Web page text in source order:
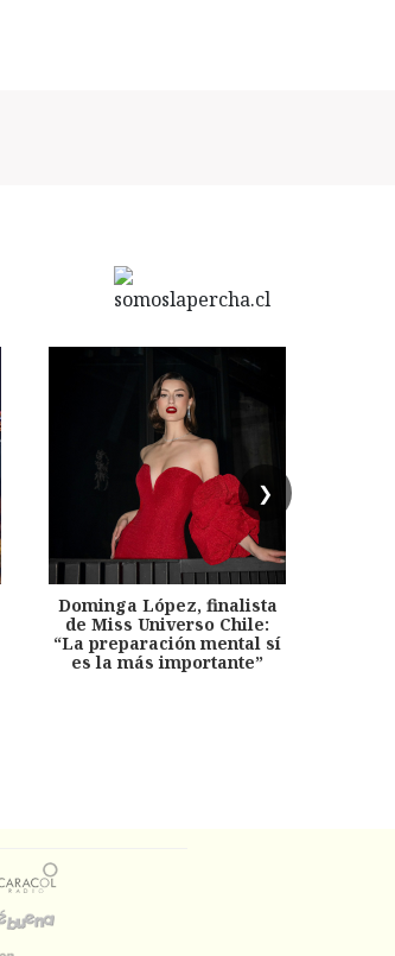
❯
Dominga López, finalista
de Miss Universo Chile:
“La preparación mental sí
es la más importante”